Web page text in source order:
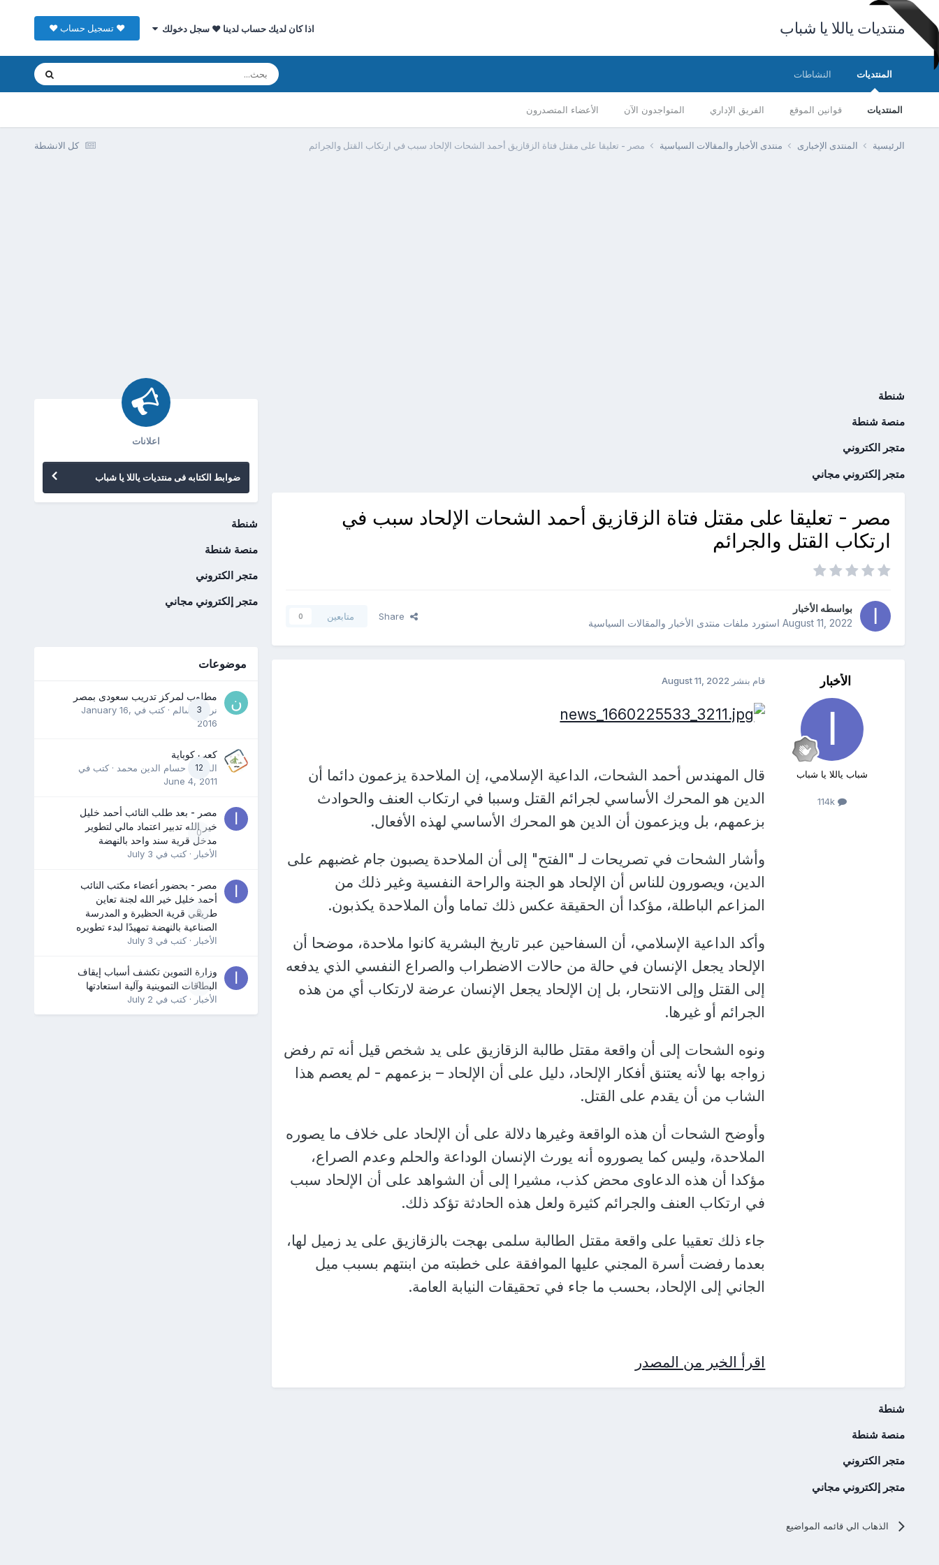
منتديات ياللا يا شباب اذا كان لديك حساب لدينا ♥ سجل دخولك ♥ تسجيل حساب ♥
المنتديات
المنتديات قوانين الموقع الفريق الإداري المتواجدون الآن الأعضاء المتصدرون
النشاطات
كل الانشطة الرئيسية المنتدى الإخبارى منتدى الأخبار والمقالات السياسية مصر - تعليقا على مقتل فتاة الزقازيق أحمد الشحات الإلحاد سبب في ارتكاب القتل والجرائم
شنطة
منصة شنطة
متجر الكتروني
متجر إلكتروني مجاني
مصر - تعليقا على مقتل فتاة الزقازيق أحمد الشحات الإلحاد سبب في
ارتكاب القتل والجرائم
بواسطه الأخبار
August 11, 2022استورد ملفات منتدى الأخبار والمقالات السياسية
Share متابعين 0
الأخبار
شباب ياللا يا شباب
114k
قام بنشر August 11, 2022
قال المهندس أحمد الشحات، الداعية الإسلامي، إن الملاحدة يزعمون دائما أن
الدين هو المحرك الأساسي لجرائم القتل وسببا في ارتكاب العنف والحوادث
بزعمهم، بل ويزعمون أن الدين هو المحرك الأساسي لهذه الأفعال.
وأشار الشحات في تصريحات لـ "الفتح" إلى أن الملاحدة يصبون جام غضبهم على
الدين، ويصورون للناس أن الإلحاد هو الجنة والراحة النفسية وغير ذلك من
المزاعم الباطلة، مؤكدا أن الحقيقة عكس ذلك تماما وأن الملاحدة يكذبون.
وأكد الداعية الإسلامي، أن السفاحين عبر تاريخ البشرية كانوا ملاحدة، موضحا أن
الإلحاد يجعل الإنسان في حالة من حالات الاضطراب والصراع النفسي الذي يدفعه
إلى القتل وإلى الانتحار، بل إن الإلحاد يجعل الإنسان عرضة لارتكاب أي من هذه
الجرائم أو غيرها.
ونوه الشحات إلى أن واقعة مقتل طالبة الزقازيق على يد شخص قيل أنه تم رفض
زواجه بها لأنه يعتنق أفكار الإلحاد، دليل على أن الإلحاد – بزعمهم - لم يعصم هذا
الشاب من أن يقدم على القتل.
وأوضح الشحات أن هذه الواقعة وغيرها دلالة على أن الإلحاد على خلاف ما يصوره
الملاحدة، وليس كما يصوروه أنه يورث الإنسان الوداعة والحلم وعدم الصراع،
مؤكدا أن هذه الدعاوى محض كذب، مشيرا إلى أن الشواهد على أن الإلحاد سبب
في ارتكاب العنف والجرائم كثيرة ولعل هذه الحادثة تؤكد ذلك.
جاء ذلك تعقيبا على واقعة مقتل الطالبة سلمى بهجت بالزقازيق على يد زميل لها،
بعدما رفضت أسرة المجني عليها الموافقة على خطبته من ابنتهم بسبب ميل
الجاني إلى الإلحاد، بحسب ما جاء في تحقيقات النيابة العامة.
اقرأ الخبر من المصدر
شنطة
منصة شنطة
متجر الكتروني
متجر إلكتروني مجاني
الذهاب الي قائمه المواضيع
اعلانات
ضوابط الكتابه فى منتديات ياللا يا شباب
شنطة
منصة شنطة
متجر الكتروني
متجر إلكتروني مجاني
موضوعات
3
مطلوب لمركز تدريب سعودى بمصر
نرمين سالم · كتب في January 16,
2016
12
كعب كوباية
المدرب حسام الدين محمد · كتب في
June 4, 2011
0
مصر - بعد طلب النائب أحمد خليل
خير الله تدبير اعتماد مالي لتطوير
مدخل قرية سند واحد بالنهضة
الأخبار · كتب في July 3
0
مصر - بحضور أعضاء مكتب النائب
أحمد خليل خير الله لجنة تعاين
طريقي قرية الحظيرة و المدرسة
الصناعية بالنهضة تمهيدًا لبدء تطويره
الأخبار · كتب في July 3
0
وزارة التموين تكشف أسباب إيقاف
البطاقات التموينية وآلية استعادتها
الأخبار · كتب في July 2